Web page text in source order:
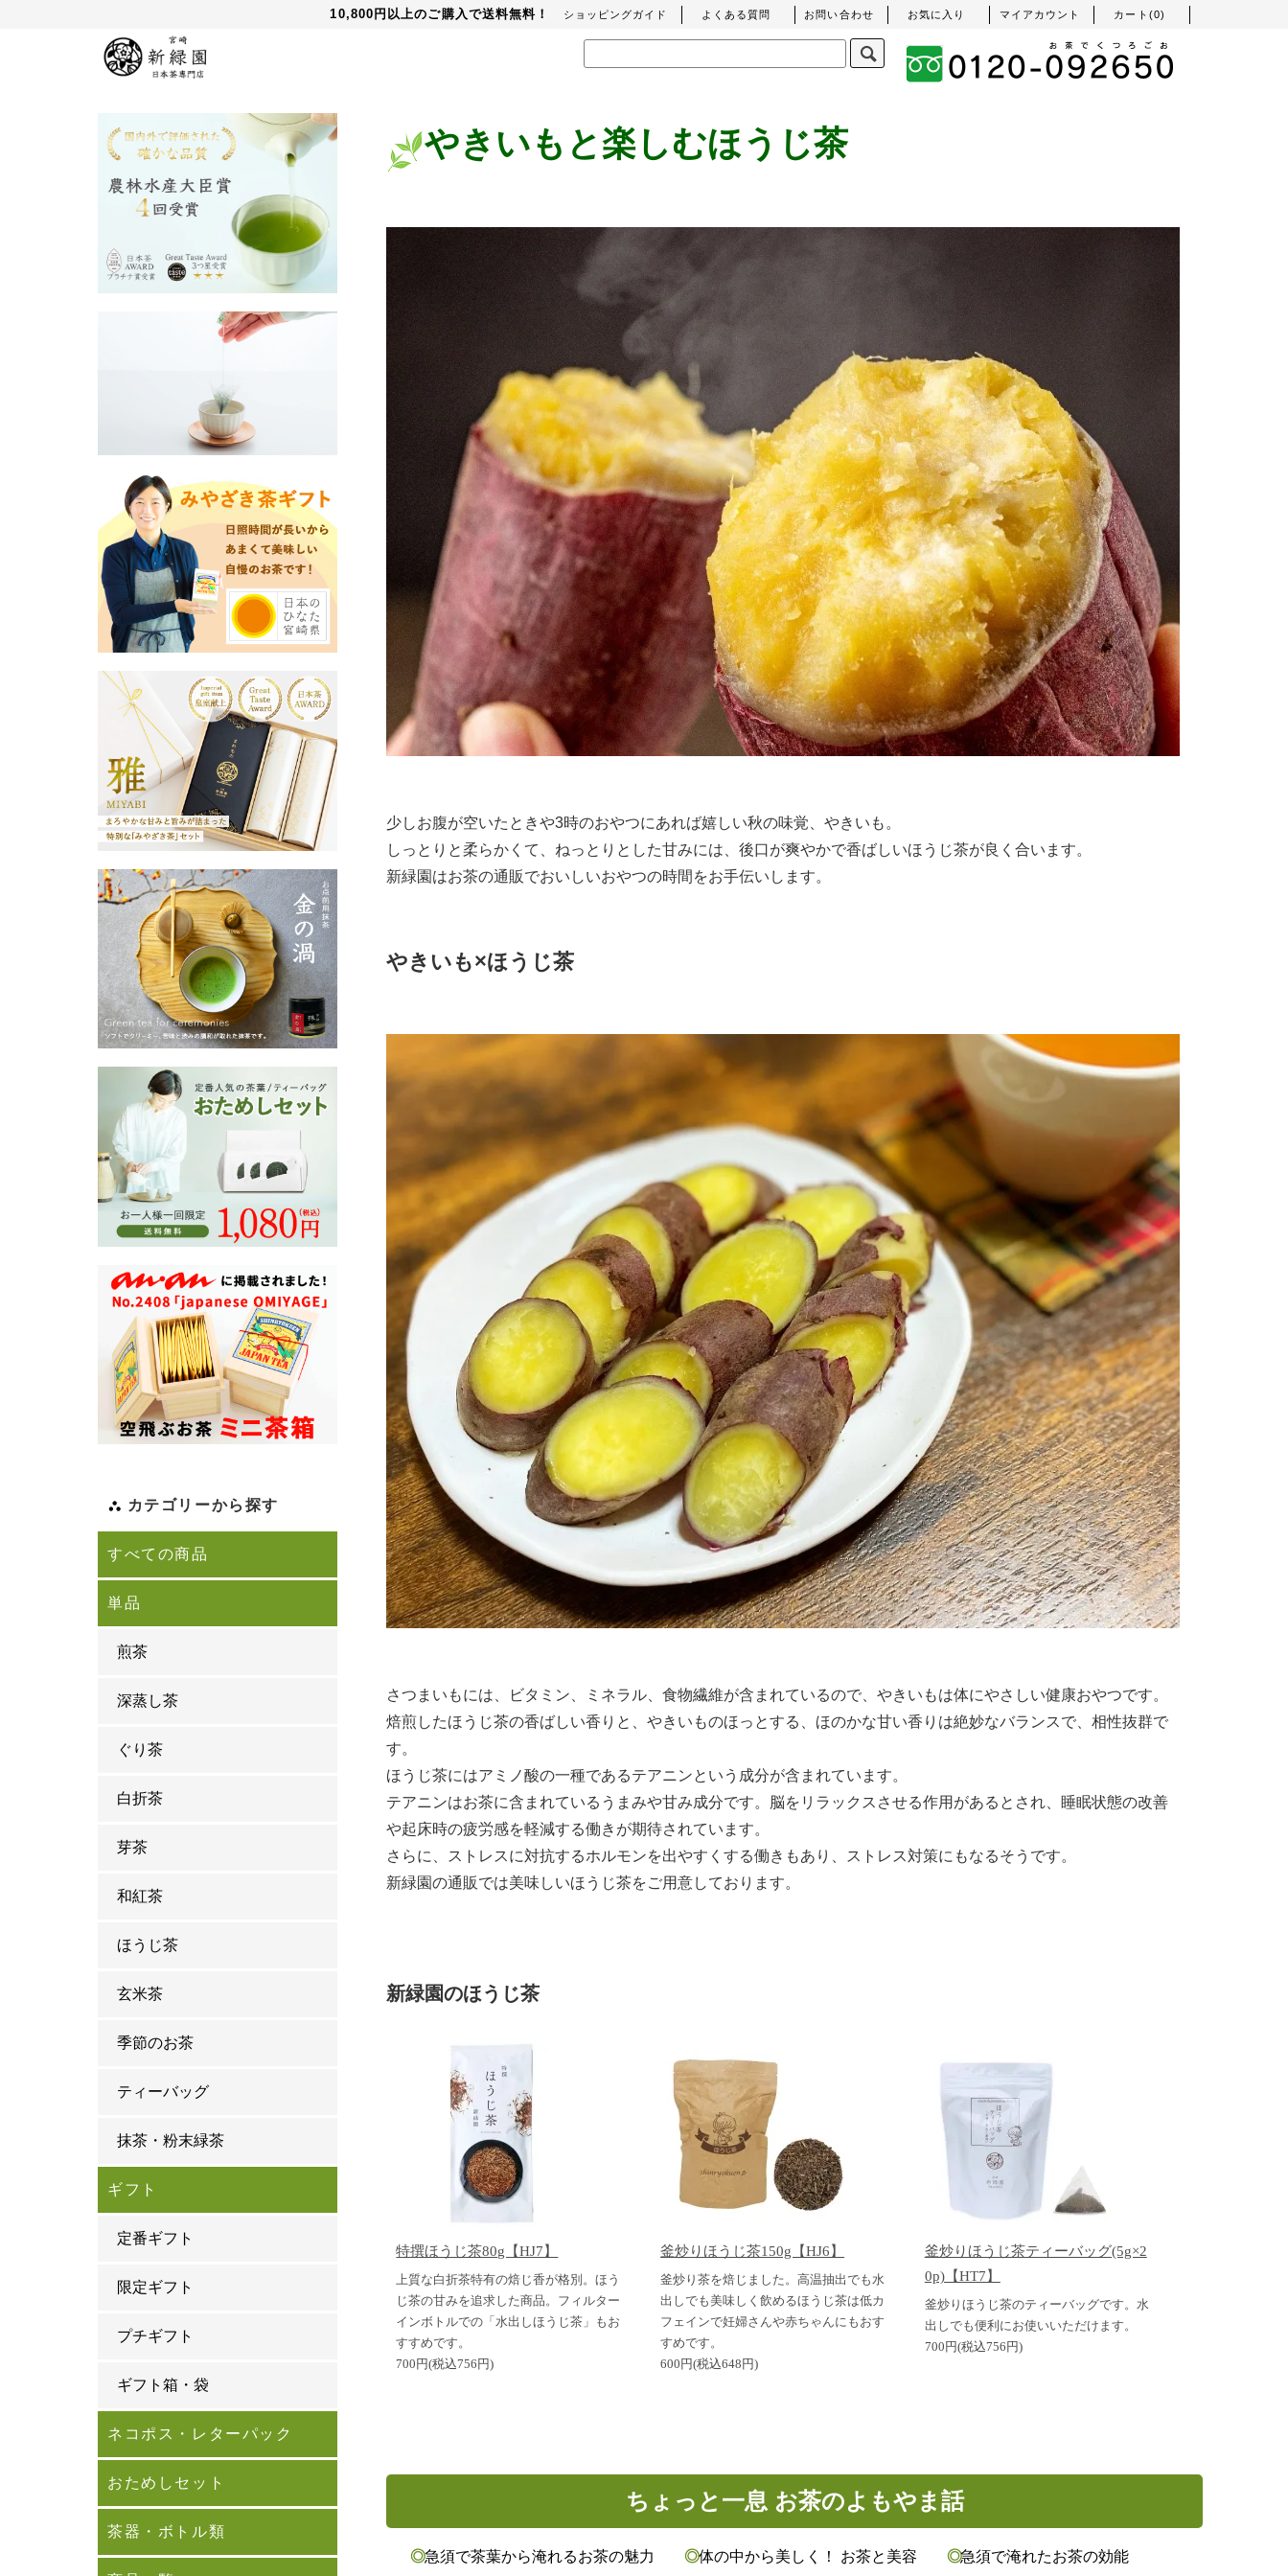
10,800円以上のご購入で送料無料！ ショッピングガイド よくある質問 お問い合わせ お気に入り マイアカウント カート(0)
やきいもと楽しむほうじ茶
少しお腹が空いたときや3時のおやつにあれば嬉しい秋の味覚、やきいも。
しっとりと柔らかくて、ねっとりとした甘みには、後口が爽やかで香ばしいほうじ茶が良く合います。
新緑園はお茶の通販でおいしいおやつの時間をお手伝いします。
やきいも×ほうじ茶
さつまいもには、ビタミン、ミネラル、食物繊維が含まれているので、やきいもは体にやさしい健康おやつです。
焙煎したほうじ茶の香ばしい香りと、やきいものほっとする、ほのかな甘い香りは絶妙なバランスで、相性抜群で
す。
ほうじ茶にはアミノ酸の一種であるテアニンという成分が含まれています。
テアニンはお茶に含まれているうまみや甘み成分です。脳をリラックスさせる作用があるとされ、睡眠状態の改善
や起床時の疲労感を軽減する働きが期待されています。
さらに、ストレスに対抗するホルモンを出やすくする働きもあり、ストレス対策にもなるそうです。
新緑園の通販では美味しいほうじ茶をご用意しております。
新緑園のほうじ茶
特撰ほうじ茶80g【HJ7】
上質な白折茶特有の焙じ香が格別。ほう
じ茶の甘みを追求した商品。フィルター
インボトルでの「水出しほうじ茶」もお
すすめです。
700円(税込756円)
釜炒りほうじ茶150g【HJ6】
釜炒り茶を焙じました。高温抽出でも水
出しでも美味しく飲めるほうじ茶は低カ
フェインで妊婦さんや赤ちゃんにもおす
すめです。
600円(税込648円)
釜炒りほうじ茶ティーバッグ(5g×2
0p)【HT7】
釜炒りほうじ茶のティーバッグです。水
出しでも便利にお使いいただけます。
700円(税込756円)
ちょっと一息 お茶のよもやま話
急須で茶葉から淹れるお茶の魅力 体の中から美しく！ お茶と美容 急須で淹れたお茶の効能
カテゴリーから探す
すべての商品
単品
煎茶
深蒸し茶
ぐり茶
白折茶
芽茶
和紅茶
ほうじ茶
玄米茶
季節のお茶
ティーバッグ
抹茶・粉末緑茶
ギフト
定番ギフト
限定ギフト
プチギフト
ギフト箱・袋
ネコポス・レターパック
おためしセット
茶器・ボトル類